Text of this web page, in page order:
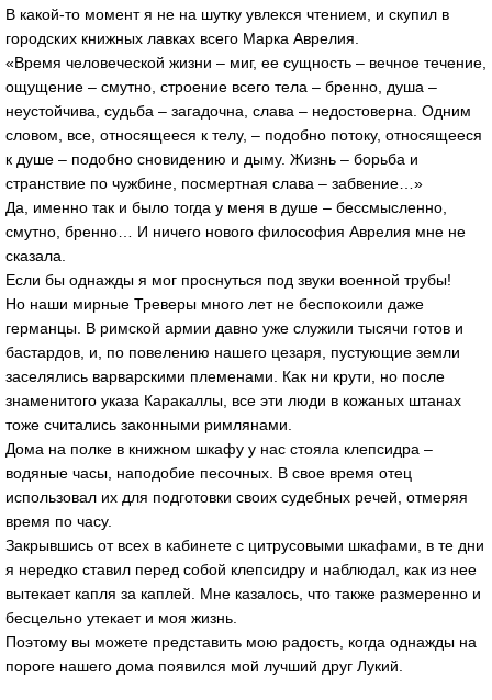
В какой-то момент я не на шутку увлекся чтением, и скупил в
городских книжных лавках всего Марка Аврелия.
«Время человеческой жизни – миг, ее сущность – вечное течение,
ощущение – смутно, строение всего тела – бренно, душа –
неустойчива, судьба – загадочна, слава – недостоверна. Одним
словом, все, относящееся к телу, – подобно потоку, относящееся
к душе – подобно сновидению и дыму. Жизнь – борьба и
странствие по чужбине, посмертная слава – забвение…»
Да, именно так и было тогда у меня в душе – бессмысленно,
смутно, бренно… И ничего нового философия Аврелия мне не
сказала.
Если бы однажды я мог проснуться под звуки военной трубы!
Но наши мирные Треверы много лет не беспокоили даже
германцы. В римской армии давно уже служили тысячи готов и
бастардов, и, по повелению нашего цезаря, пустующие земли
заселялись варварскими племенами. Как ни крути, но после
знаменитого указа Каракаллы, все эти люди в кожаных штанах
тоже считались законными римлянами.
Дома на полке в книжном шкафу у нас стояла клепсидра –
водяные часы, наподобие песочных. В свое время отец
использовал их для подготовки своих судебных речей, отмеряя
время по часу.
Закрывшись от всех в кабинете с цитрусовыми шкафами, в те дни
я нередко ставил перед собой клепсидру и наблюдал, как из нее
вытекает капля за каплей. Мне казалось, что также размеренно и
бесцельно утекает и моя жизнь.
Поэтому вы можете представить мою радость, когда однажды на
пороге нашего дома появился мой лучший друг Лукий.